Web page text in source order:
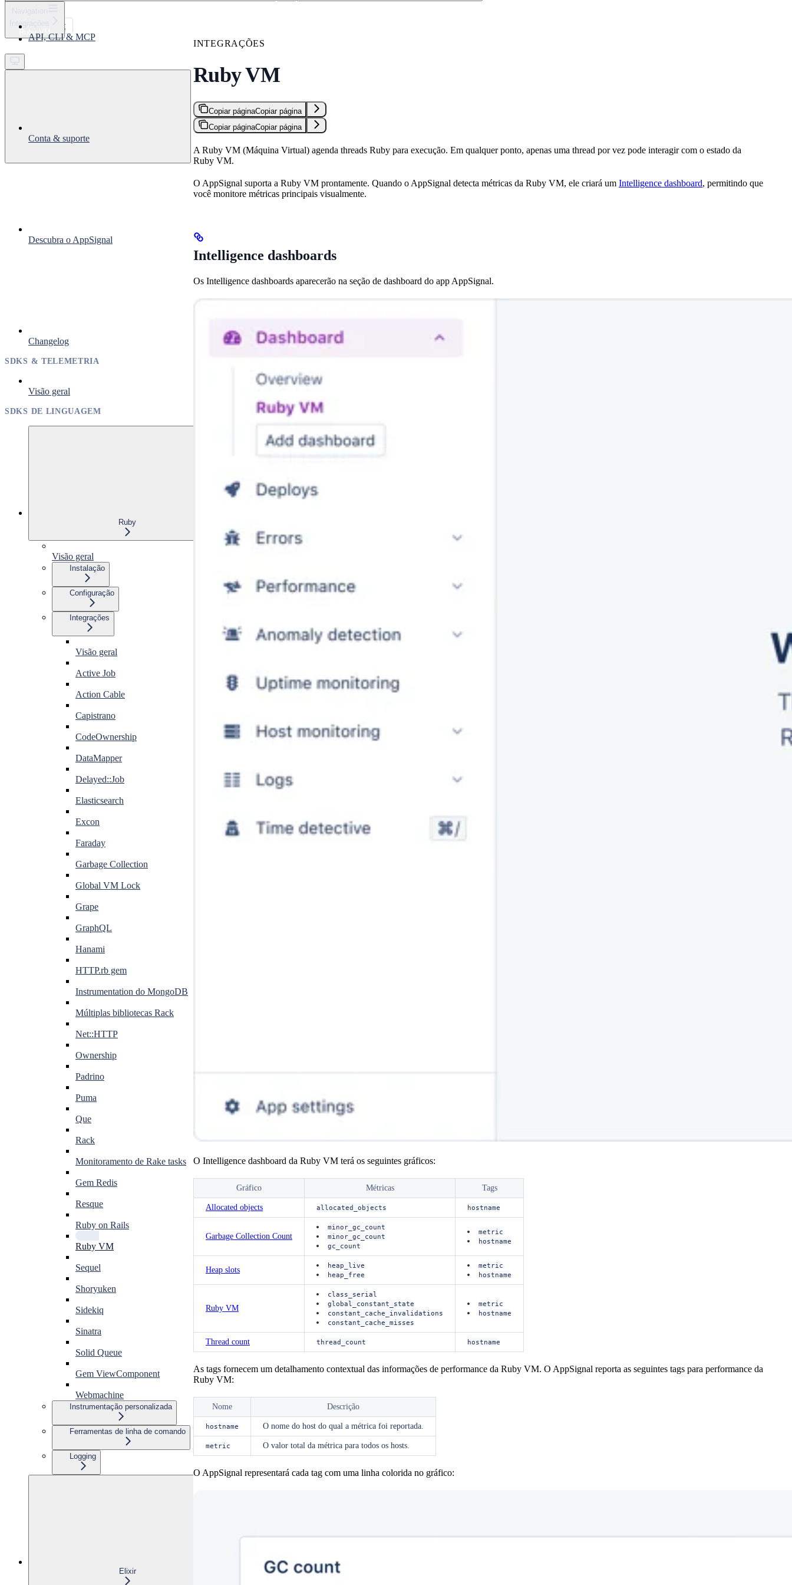
Support
Get started
Integrações
Ruby VM
API, CLI & MCP
Conta & suporte
Descubra o AppSignal
Changelog
SDKS & TELEMETRIA
Visão geral
SDKS DE LINGUAGEM
Ruby
Visão geral
Instalação
Configuração
Integrações
Visão geral
Active Job
Action Cable
Capistrano
CodeOwnership
DataMapper
Delayed::Job
Elasticsearch
Excon
Faraday
Garbage Collection
Global VM Lock
Grape
GraphQL
Hanami
HTTP.rb gem
Instrumentation do MongoDB
Múltiplas bibliotecas Rack
Net::HTTP
Ownership
Padrino
Puma
Que
Rack
Monitoramento de Rake tasks
Gem Redis
Resque
Ruby on Rails
Ruby VM
Sequel
Shoryuken
Sidekiq
Sinatra
Solid Queue
Gem ViewComponent
Webmachine
Instrumentação personalizada
Ferramentas de linha de comando
Logging
Elixir
INTEGRAÇÕES
Ruby VM
Copiar páginaCopiar página
Copiar páginaCopiar página
A Ruby VM (Máquina Virtual) agenda threads Ruby para execução. Em qualquer ponto, apenas uma thread por vez pode interagir com o estado da
Ruby VM.
O AppSignal suporta a Ruby VM prontamente. Quando o AppSignal detecta métricas da Ruby VM, ele criará um Intelligence dashboard, permitindo que
você monitore métricas principais visualmente.
Intelligence dashboards
Os Intelligence dashboards aparecerão na seção de dashboard do app AppSignal.
O Intelligence dashboard da Ruby VM terá os seguintes gráficos:
Gráfico Métricas Tags
Allocated objects allocated_objects hostname
Garbage Collection Count
minor_gc_count
minor_gc_count
gc_count
metric
hostname
Heap slots
heap_live
heap_free
metric
hostname
Ruby VM
class_serial
global_constant_state
constant_cache_invalidations
constant_cache_misses
metric
hostname
Thread count thread_count hostname
As tags fornecem um detalhamento contextual das informações de performance da Ruby VM. O AppSignal reporta as seguintes tags para performance da
Ruby VM:
Nome Descrição
hostname O nome do host do qual a métrica foi reportada.
metric O valor total da métrica para todos os hosts.
O AppSignal representará cada tag com uma linha colorida no gráfico: